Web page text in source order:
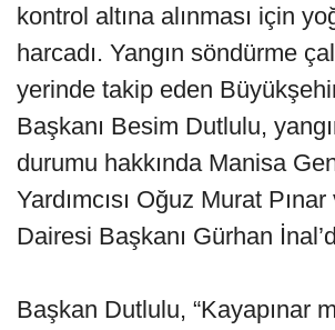
kontrol altına alınması için
harcadı. Yangın söndürme
yerinde takip eden
Başkanı Besim Dutlulu,
durumu hakkında Manisa
Yardımcısı Oğuz Murat
Dairesi Başkanı Gürhan
Başkan Dutlulu, “Kayapınar